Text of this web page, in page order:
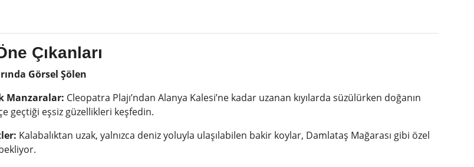
Çıkanları
Görsel Şölen
Manzaralar: Cleopatra Plajı’ndan Alanya Kalesi’ne kadar uzanan kıyılarda süzülürken doğanın
geçtiği eşsiz güzellikleri keşfedin.
Kalabalıktan uzak, yalnızca deniz yoluyla ulaşılabilen bakir koylar, Damlataş Mağarası gibi özel